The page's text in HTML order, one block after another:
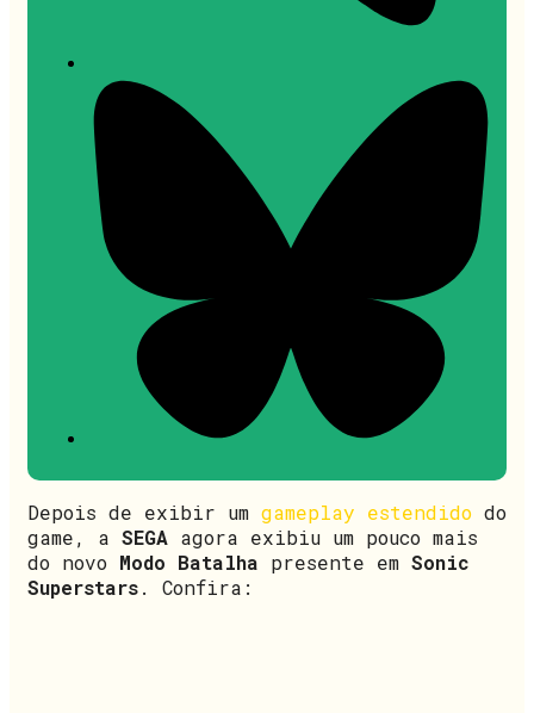
Depois de exibir um gameplay estendido do
game, a SEGA agora exibiu um pouco mais
do novo Modo Batalha presente em Sonic
Superstars. Confira: